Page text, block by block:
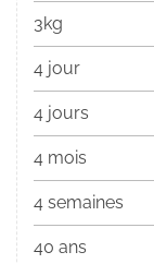
3kg
4 jour
4 jours
4 mois
4 semaines
40 ans